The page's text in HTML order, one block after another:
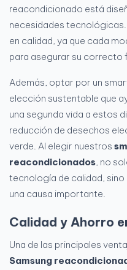
reacondicionado está
necesidades
en calidad, ya que cada
para asegurar su correcto
Además, optar por un
elección sustentable que
una segunda vida a estos
reducción de desechos
verde. Al elegir nuestros
reacondicionados, no
tecnología de calidad,
una causa importante.
Calidad y Ahorro
Una de las principales
Samsung